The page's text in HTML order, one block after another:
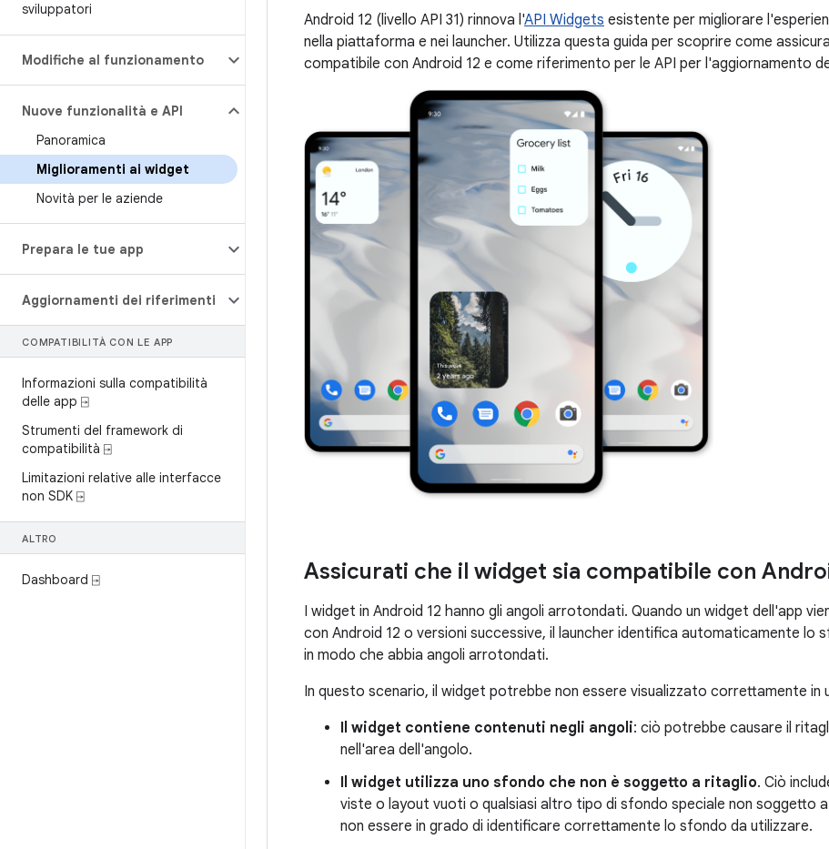
sviluppatori
Modifiche al funzionamento
Nuove funzionalità e API
Panoramica
Miglioramenti ai widget
Novità per le aziende
Prepara le tue app
Aggiornamenti dei riferimenti
COMPATIBILITÀ CON LE APP
Informazioni sulla compatibilità
delle app ⍈
Strumenti del framework di
compatibilità ⍈
Limitazioni relative alle interfacce
non SDK ⍈
ALTRO
Dashboard ⍈
Android 12 (livello API 31) rinnova l'API Widgets esistente per migliorare
nella piattaforma e nei launcher. Utilizza questa guida per scoprire come
compatibile con Android 12 e come riferimento per le API per l'aggiornamento
Assicurati che il widget sia compatibile con
I widget in Android 12 hanno gli angoli arrotondati. Quando un widget dell'app
con Android 12 o versioni successive, il launcher identifica automaticamente lo
in modo che abbia angoli arrotondati.
In questo scenario, il widget potrebbe non essere visualizzato correttamente in
Il widget contiene contenuti negli angoli: ciò potrebbe causare il
nell'area dell'angolo.
Il widget utilizza uno sfondo che non è soggetto a ritaglio. Ciò
viste o layout vuoti o qualsiasi altro tipo di sfondo speciale non soggetto
non essere in grado di identificare correttamente lo sfondo da utilizzare.